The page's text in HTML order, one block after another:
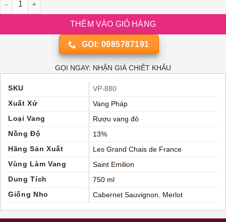
THÊM VÀO GIỎ HÀNG
GỌI: 0985787191
GỌI NGAY: NHẬN GIÁ CHIẾT KHẤU
SKU
VP-880
Xuất Xứ
Vang Pháp
Loại Vang
Rượu vang đỏ
Nồng Độ
13%
Hãng Sản Xuất
Les Grand Chais de France
Vùng Làm Vang
Saint Emilion
Dung Tích
750 ml
Giống Nho
Cabernet Sauvignon Merlot